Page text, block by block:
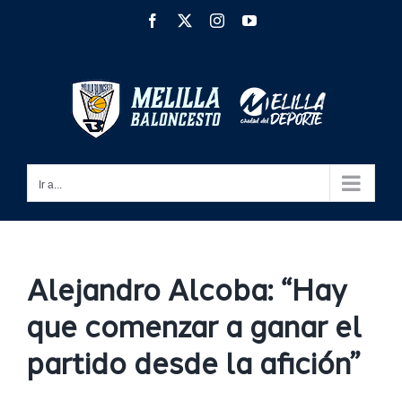
Facebook InstagramYouTube
Ir a...
Alejandro Alcoba: “Hay
que comenzar a ganar el
partido desde la afición”